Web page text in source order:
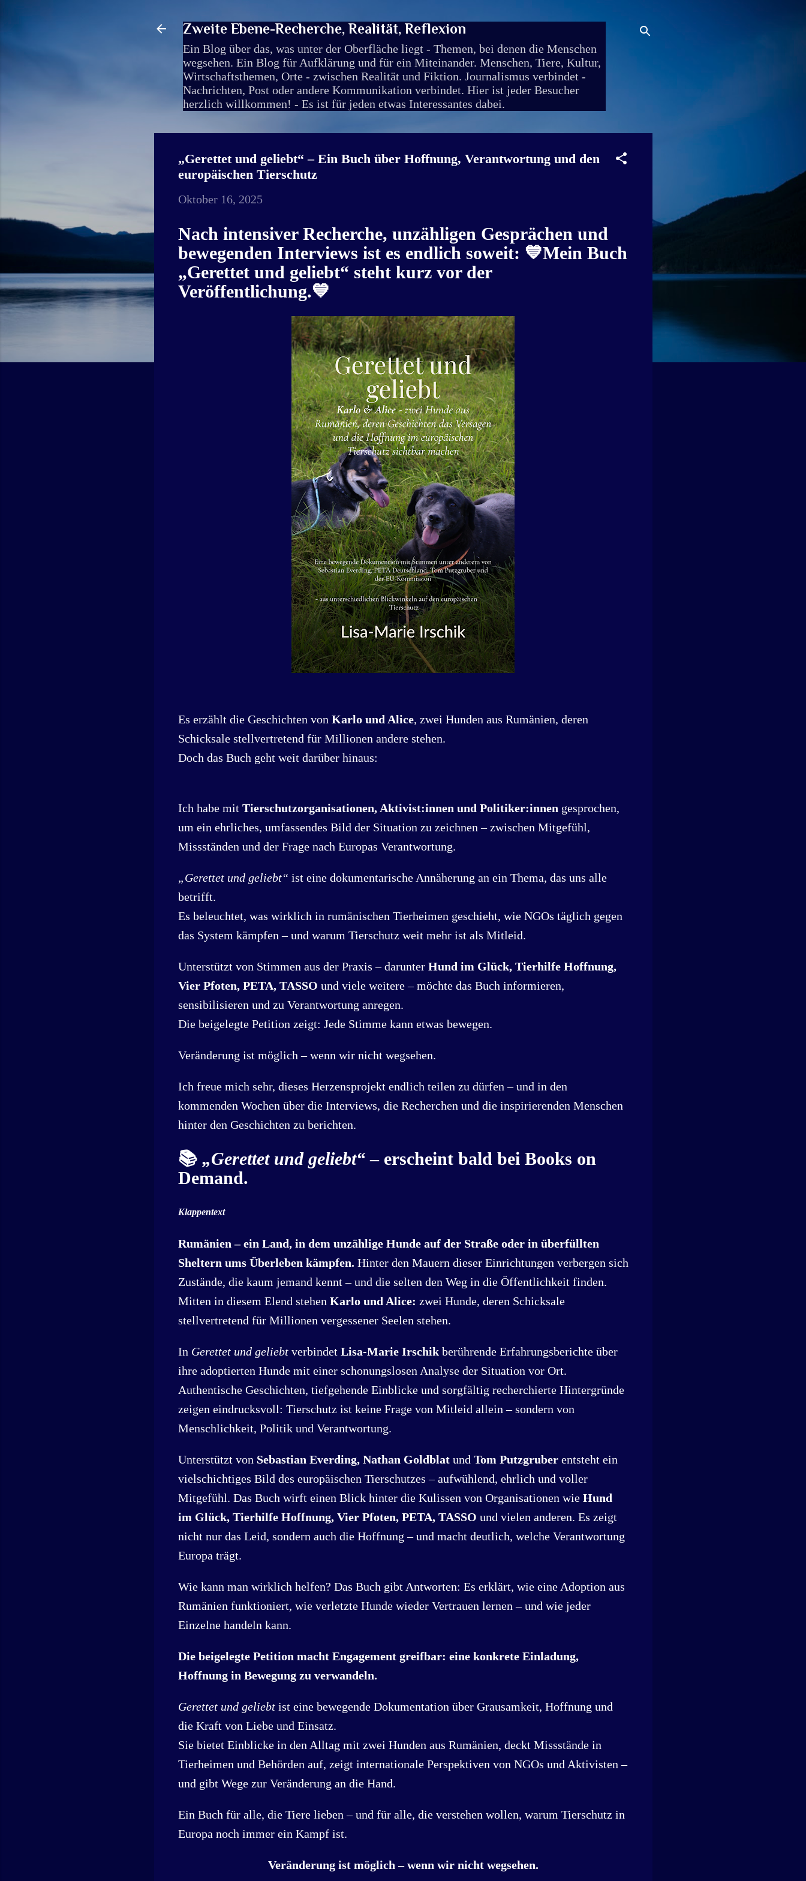
Zweite Ebene-Recherche, Realität, Reflexion
Ein Blog über das, was unter der Oberfläche liegt - Themen, bei denen die Menschen
wegsehen. Ein Blog für Aufklärung und für ein Miteinander. Menschen, Tiere, Kultur,
Wirtschaftsthemen, Orte - zwischen Realität und Fiktion. Journalismus verbindet -
Nachrichten, Post oder andere Kommunikation verbindet. Hier ist jeder Besucher
herzlich willkommen! - Es ist für jeden etwas Interessantes dabei.
„Gerettet und geliebt“ – Ein Buch über Hoffnung, Verantwortung und den
europäischen Tierschutz
Oktober 16, 2025
Nach intensiver Recherche, unzähligen Gesprächen und
bewegenden Interviews ist es endlich soweit: 💙Mein Buch
„Gerettet und geliebt“ steht kurz vor der
Veröffentlichung.💙
Es erzählt die Geschichten von Karlo und Alice, zwei Hunden aus Rumänien, deren
Schicksale stellvertretend für Millionen andere stehen.
Doch das Buch geht weit darüber hinaus:
Ich habe mit Tierschutzorganisationen, Aktivist:innen und Politiker:innen gesprochen,
um ein ehrliches, umfassendes Bild der Situation zu zeichnen – zwischen Mitgefühl,
Missständen und der Frage nach Europas Verantwortung.
„Gerettet und geliebt“ ist eine dokumentarische Annäherung an ein Thema, das uns alle
betrifft.
Es beleuchtet, was wirklich in rumänischen Tierheimen geschieht, wie NGOs täglich gegen
das System kämpfen – und warum Tierschutz weit mehr ist als Mitleid.
Unterstützt von Stimmen aus der Praxis – darunter Hund im Glück, Tierhilfe Hoffnung,
Vier Pfoten, PETA, TASSO und viele weitere – möchte das Buch informieren,
sensibilisieren und zu Verantwortung anregen.
Die beigelegte Petition zeigt: Jede Stimme kann etwas bewegen.
Veränderung ist möglich – wenn wir nicht wegsehen.
Ich freue mich sehr, dieses Herzensprojekt endlich teilen zu dürfen – und in den
kommenden Wochen über die Interviews, die Recherchen und die inspirierenden Menschen
hinter den Geschichten zu berichten.
📚 „Gerettet und geliebt“– erscheint bald bei Books on
Demand.
Klappentext
Rumänien – ein Land, in dem unzählige Hunde auf der Straße oder in überfüllten
Sheltern ums Überleben kämpfen. Hinter den Mauern dieser Einrichtungen verbergen sich
Zustände, die kaum jemand kennt – und die selten den Weg in die Öffentlichkeit finden.
Mitten in diesem Elend stehen Karlo und Alice: zwei Hunde, deren Schicksale
stellvertretend für Millionen vergessener Seelen stehen.
In Gerettet und geliebtverbindet Lisa-Marie Irschikberührende Erfahrungsberichte über
ihre adoptierten Hunde mit einer schonungslosen Analyse der Situation vor Ort.
Authentische Geschichten, tiefgehende Einblicke und sorgfältig recherchierte Hintergründe
zeigen eindrucksvoll: Tierschutz ist keine Frage von Mitleid allein – sondern von
Menschlichkeit, Politik und Verantwortung.
Unterstützt von Sebastian Everding, Nathan Goldblatund Tom Putzgruberentsteht ein
vielschichtiges Bild des europäischen Tierschutzes – aufwühlend, ehrlich und voller
Mitgefühl. Das Buch wirft einen Blick hinter die Kulissen von Organisationen wie Hund
im Glück, Tierhilfe Hoffnung, Vier Pfoten, PETA, TASSO und vielen anderen. Es zeigt
nicht nur das Leid, sondern auch die Hoffnung – und macht deutlich, welche Verantwortung
Europa trägt.
Wie kann man wirklich helfen? Das Buch gibt Antworten: Es erklärt, wie eine Adoption aus
Rumänien funktioniert, wie verletzte Hunde wieder Vertrauen lernen – und wie jeder
Einzelne handeln kann.
Die beigelegte Petition macht Engagement greifbar: eine konkrete Einladung,
Hoffnung in Bewegung zu verwandeln.
Gerettet und geliebtist eine bewegende Dokumentation über Grausamkeit, Hoffnung und
die Kraft von Liebe und Einsatz.
Sie bietet Einblicke in den Alltag mit zwei Hunden aus Rumänien, deckt Missstände in
Tierheimen und Behörden auf, zeigt internationale Perspektiven von NGOs und Aktivisten –
und gibt Wege zur Veränderung an die Hand.
Ein Buch für alle, die Tiere lieben – und für alle, die verstehen wollen, warum Tierschutz in
Europa noch immer ein Kampf ist.
Veränderung ist möglich – wenn wir nicht wegsehen.